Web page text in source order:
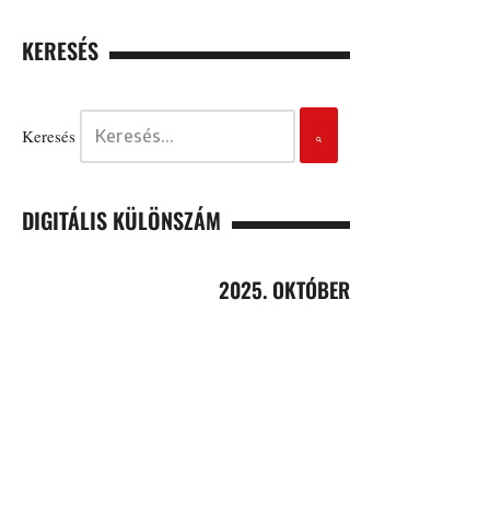
KERESÉS
Keresés
DIGITÁLIS KÜLÖNSZÁM
2025. OKTÓBER